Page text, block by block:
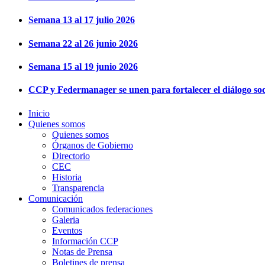
Semana 13 al 17 julio 2026
Semana 22 al 26 junio 2026
Semana 15 al 19 junio 2026
CCP y Federmanager se unen para fortalecer el diálogo
Inicio
Quienes somos
Quienes somos
Órganos de Gobierno
Directorio
CEC
Historia
Transparencia
Comunicación
Comunicados federaciones
Galeria
Eventos
Información CCP
Notas de Prensa
Boletines de prensa